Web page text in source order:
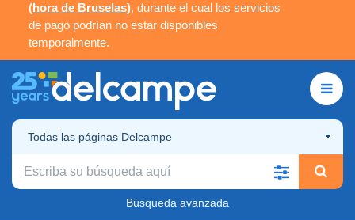
(hora de Bruselas), durante el cual los servicios
de pago podrían no estar disponibles
temporalmente.
Todas las páginas Delcampe
Búsqueda avanzada